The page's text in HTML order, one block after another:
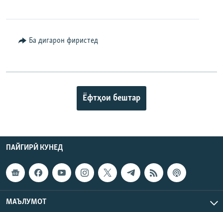
Ба дигарон фиристед
Ёфтҳои бештар
ПАЙГИРӢ КУНЕД
МАЪЛУМОТ